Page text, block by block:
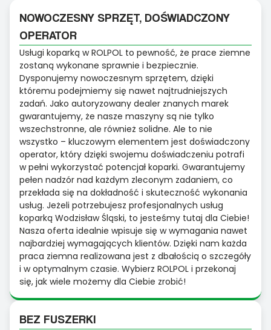
NOWOCZESNY SPRZĘT, DOŚWIADCZONY
OPERATOR
Usługi koparką w ROLPOL to pewność, że prace ziemne
zostaną wykonane sprawnie i bezpiecznie.
Dysponujemy nowoczesnym sprzętem, dzięki
któremu podejmiemy się nawet najtrudniejszych
zadań. Jako autoryzowany dealer znanych marek
gwarantujemy, że nasze maszyny są nie tylko
wszechstronne, ale również solidne. Ale to nie
wszystko – kluczowym elementem jest doświadczony
operator, który dzięki swojemu doświadczeniu potrafi
w pełni wykorzystać potencjał koparki. Gwarantujemy
pełen nadzór nad każdym zleconym zadaniem, co
przekłada się na dokładność i skuteczność wykonania
usług. Jeżeli potrzebujesz profesjonalnych usług
koparką Wodzisław Śląski, to jesteśmy tutaj dla Ciebie!
Nasza oferta idealnie wpisuje się w wymagania nawet
najbardziej wymagających klientów. Dzięki nam każda
praca ziemna realizowana jest z dbałością o szczegóły
i w optymalnym czasie. Wybierz ROLPOL i przekonaj
się, jak wiele możemy dla Ciebie zrobić!
BEZ FUSZERKI